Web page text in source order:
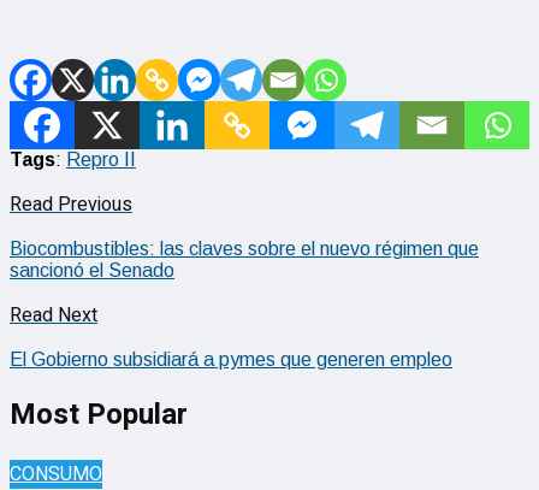
Tags: Repro II
Read Previous
Biocombustibles: las claves sobre el nuevo régimen que
sancionó el Senado
Read Next
El Gobierno subsidiará a pymes que generen empleo
Most Popular
CONSUMO